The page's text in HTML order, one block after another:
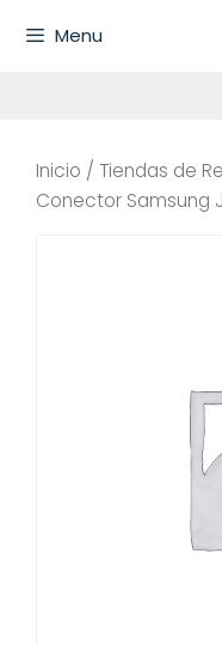
Menu
Inicio / Tiendas de
Conector Samsung